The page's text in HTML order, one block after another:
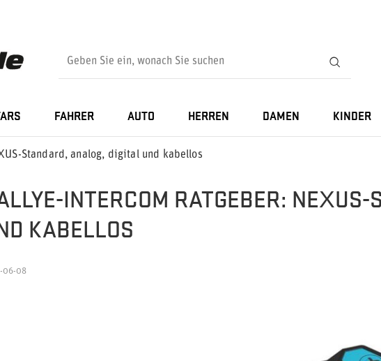
FAHRER AUTO HERREN DAMEN KINDER
Standard, analog, digital und kabellos
INTERCOM RATGEBER:
KABELLOS
06-08